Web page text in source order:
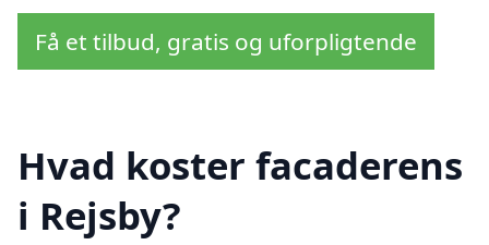
Få et tilbud, gratis og uforpligtende
Hvad koster facaderens
i Rejsby?